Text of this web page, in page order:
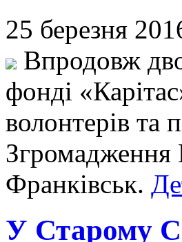
25 березня
Впродовж
фонді
волонтерів та
Згромадження
Франківськ.
У Старому